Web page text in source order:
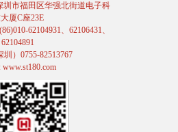
圳市福田区华强北街道电子科
厦C座23E
62104931、62106431、
62104891
）0755-82513767
www.st180.com